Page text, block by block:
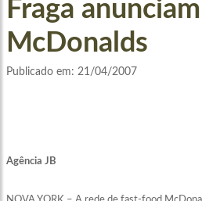
Fraga
McDonalds
Publicado em: 21/04/2007
Agência JB